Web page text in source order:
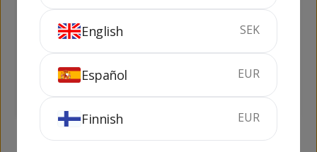
Martini Rosso 1,5 lit
1.5 liter 15%
KÖP
Vermouth Casero
KÖP
English SEK
Español EUR
Finnish EUR